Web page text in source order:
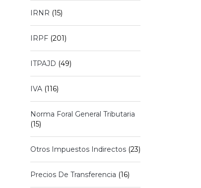
IRNR (15)
IRPF(201)
ITPAJD (49)
IVA(116)
Norma Foral General Tributaria
(15)
Otros Impuestos Indirectos(23)
Precios De Transferencia (16)